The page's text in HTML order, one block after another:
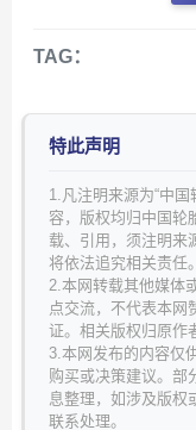
TAG：
特此声明
1.凡注明来源为“中
容，版权均归中国轮
载、引用，须注明来
将依法追究相关责任。
2.本网转载其他媒体
点交流，不代表本网
证。相关版权归原作
3.本网发布的内容仅
购买或决策建议。部
息整理，如涉及版权
联系处理。